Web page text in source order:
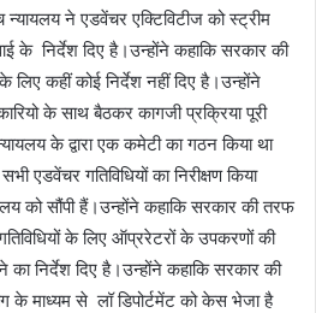
ने एडवेंचर एक्टिविटीज को स्ट्रीम
के निर्देश दिए है।उन्होंने कहाकि सरकार की
कहीं कोई निर्देश नहीं दिए है।उन्होंने
के साथ बैठकर कागजी प्रक्रिया पूरी
के द्वारा एक कमेटी का गठन किया था
एडवेंचर गतिविधियों का निरीक्षण किया
को सौंपी हैं।उन्होंने कहाकि सरकार की तरफ
के लिए ऑप्ररेटरों के उपकरणों की
का निर्देश दिए है।उन्होंने कहाकि सरकार की
के माध्यम से लॉ डिपोर्टमेंट को केस भेजा है